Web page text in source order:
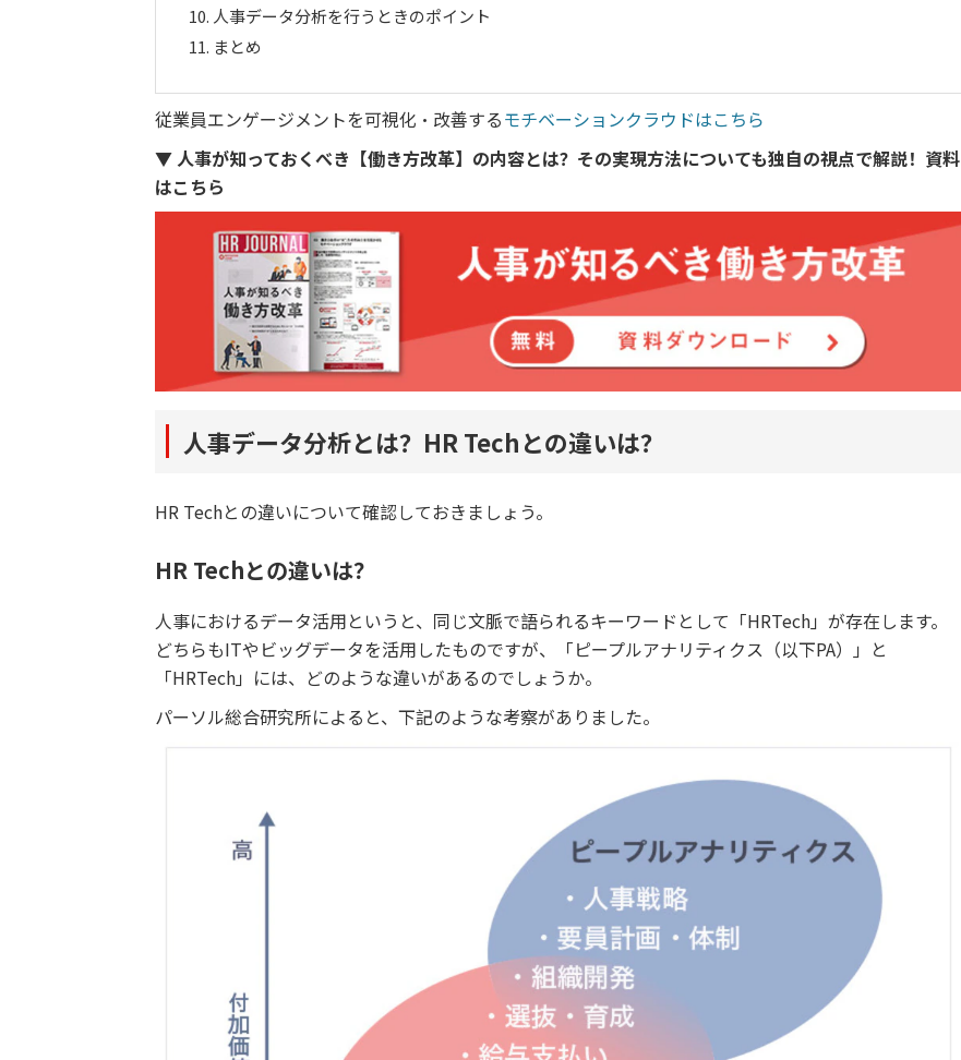
10. 人事データ分析を行うときのポイント
11. まとめ
従業員エンゲージメントを可視化・改善するモチベーションクラウドはこちら
▼ 人事が知っておくべき【働き方改革】の内容とは？その実現方法についても独自の視点で解説！資料
はこちら
人事データ分析とは？HR Techとの違いは？
HR Techとの違いについて確認しておきましょう。
HR Techとの違いは？
人事におけるデータ活用というと、同じ文脈で語られるキーワードとして「HRTech」が存在します。
どちらもITやビッグデータを活用したものですが、「ピープルアナリティクス（以下PA）」と
「HRTech」には、どのような違いがあるのでしょうか。
パーソル総合研究所によると、下記のような考察がありました。